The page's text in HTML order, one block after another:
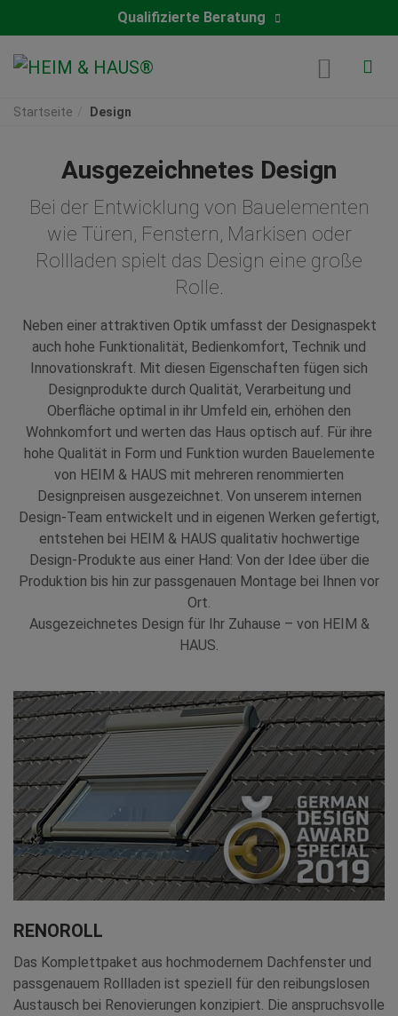
Qualifizierte Beratung
Startseite Design
Ausgezeichnetes Design
Bei der Entwicklung von Bauelementen
wie Türen, Fenstern, Markisen oder
Rollladen spielt das Design eine große
Rolle.
Neben einer attraktiven Optik umfasst der Designaspekt
auch hohe Funktionalität, Bedienkomfort, Technik und
Innovationskraft. Mit diesen Eigenschaften fügen sich
Designprodukte durch Qualität, Verarbeitung und
Oberfläche optimal in ihr Umfeld ein, erhöhen den
Wohnkomfort und werten das Haus optisch auf. Für ihre
hohe Qualität in Form und Funktion wurden Bauelemente
von HEIM & HAUS mit mehreren renommierten
Designpreisen ausgezeichnet. Von unserem internen
Design-Team entwickelt und in eigenen Werken gefertigt,
entstehen bei HEIM & HAUS qualitativ hochwertige
Design-Produkte aus einer Hand: Von der Idee über die
Produktion bis hin zur passgenauen Montage bei Ihnen vor
Ort.
Ausgezeichnetes Design für Ihr Zuhause – von HEIM &
HAUS.
RENOROLL
Das Komplettpaket aus hochmodernem Dachfenster und
passgenauem Rollladen ist speziell für den reibungslosen
Austausch bei Renovierungen konzipiert. Die anspruchsvolle